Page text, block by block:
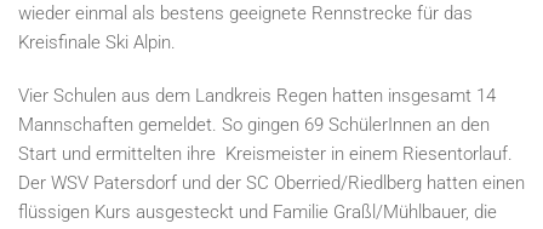
wieder einmal als bestens geeignete Rennstrecke für das
Kreisfinale Ski Alpin.
Vier Schulen aus dem Landkreis Regen hatten insgesamt 14
Mannschaften gemeldet. So gingen 69 SchülerInnen an den
Start und ermittelten ihre Kreismeister in einem Riesentorlauf.
Der WSV Patersdorf und der SC Oberried/Riedlberg hatten einen
flüssigen Kurs ausgesteckt und Familie Graßl/Mühlbauer, die